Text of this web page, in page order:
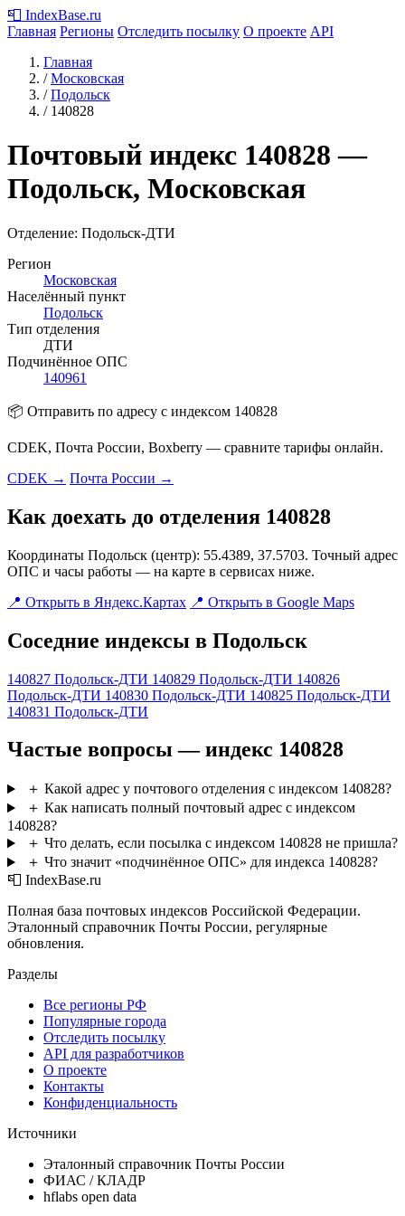
📮 IndexBase.ru
Главная Регионы Отследить посылку О проекте API
Главная
/ Московская
/ Подольск
/ 140828
Почтовый индекс 140828 —
Подольск, Московская
Отделение: Подольск-ДТИ
Регион
Московская
Населённый пункт
Подольск
Тип отделения
ДТИ
Подчинённое ОПС
140961
📦 Отправить по адресу с индексом 140828
CDEK, Почта России, Boxberry — сравните тарифы онлайн.
CDEK → Почта России →
Как доехать до отделения 140828
Координаты Подольск (центр): 55.4389, 37.5703. Точный адрес
ОПС и часы работы — на карте в сервисах ниже.
📍 Открыть в Яндекс.Картах 📍 Открыть в Google Maps
Соседние индексы в Подольск
140827 Подольск-ДТИ 140829 Подольск-ДТИ 140826
Подольск-ДТИ 140830 Подольск-ДТИ 140825 Подольск-ДТИ
140831 Подольск-ДТИ
Частые вопросы — индекс 140828
＋ Какой адрес у почтового отделения с индексом 140828?
＋ Как написать полный почтовый адрес с индексом
140828?
＋ Что делать, если посылка с индексом 140828 не пришла?
＋ Что значит «подчинённое ОПС» для индекса 140828?
📮 IndexBase.ru
Полная база почтовых индексов Российской Федерации.
Эталонный справочник Почты России, регулярные
обновления.
Разделы
Все регионы РФ
Популярные города
Отследить посылку
API для разработчиков
О проекте
Контакты
Конфиденциальность
Источники
Эталонный справочник Почты России
ФИАС / КЛАДР
hflabs open data